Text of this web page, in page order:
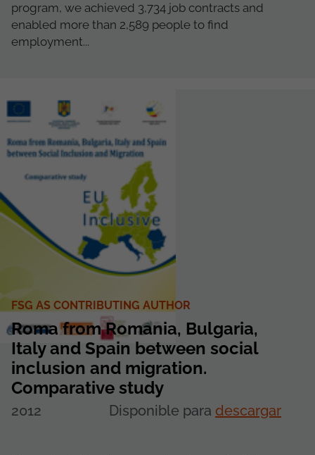
program, we achieved 3,734 job contracts and
enabled more than 2,589 people to find
employment...
FSG AS CONTRIBUTING AUTHOR
Roma from Romania, Bulgaria,
Italy and Spain between social
inclusion and migration.
Comparative study
2012 Disponible para descargar